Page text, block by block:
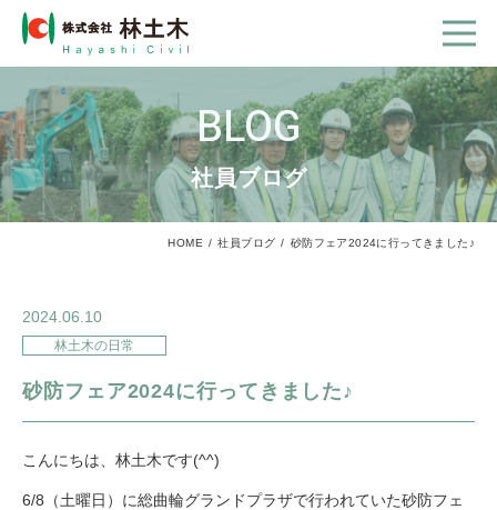
BLOG
社員ブログ
HOME 社員ブログ 砂防フェア2024に行ってきました♪
2024.06.10
林土木の日常
砂防フェア2024に行ってきました♪
こんにちは、林土木です(^^)
6/8（土曜日）に総曲輪グランドプラザで行われていた砂防フェ